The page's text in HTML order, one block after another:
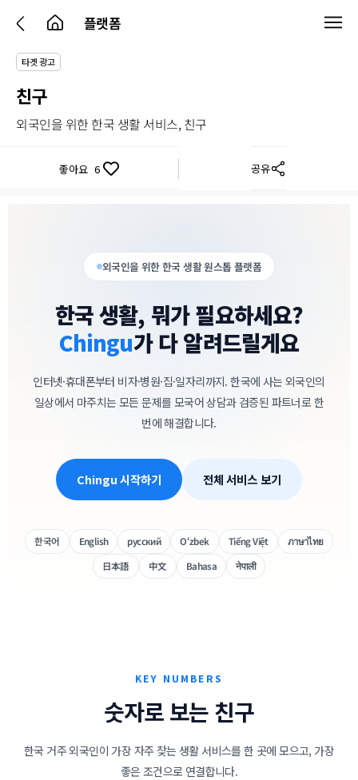
플랫폼
외국인을 위한 한국 생활 원스톱 플랫폼
한국 생활, 뭐가 필요하세요?
Chingu가 다 알려드릴게요
인터넷·휴대폰부터 비자·병원·집·일자리까지. 한국에 사는 외국인의
일상에서 마주치는 모든 문제를 모국어 상담과 검증된 파트너로 한
번에 해결합니다.
Chingu 시작하기 전체 서비스 보기
한국어 English русский O‘zbek Tiếng Việt
ภาษาไทย
日本語
中文 Bahasa नेपाली
KEY NUMBERS
숫자로 보는 친구
한국 거주 외국인이 가장 자주 찾는 생활 서비스를 한 곳에 모으고, 가장
좋은 조건으로 연결합니다.
타겟 광고
친구
외국인을 위한 한국 생활 서비스, 친구
좋아요 6 공유